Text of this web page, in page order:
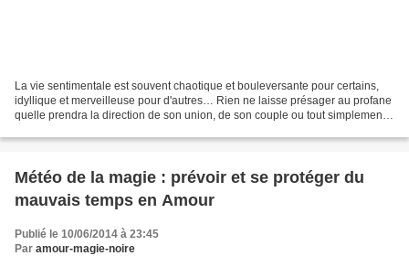
La vie sentimentale est souvent chaotique et bouleversante pour certains,
idyllique et merveilleuse pour d'autres… Rien ne laisse présager au profane
quelle prendra la direction de son union, de son couple ou tout simplement
Météo de la magie : prévoir et se protéger du
mauvais temps en Amour
Publié le 10/06/2014 à 23:45
Par amour-magie-noire